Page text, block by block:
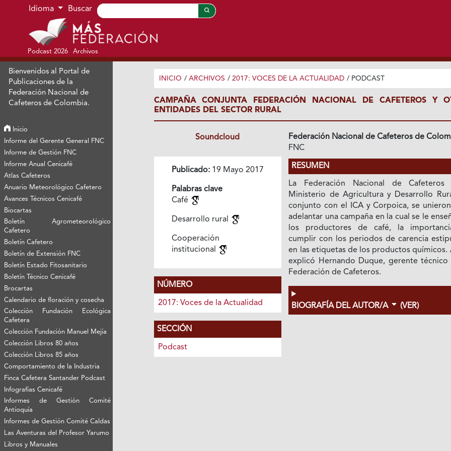
Ir al menú de navegación principal
Ir al contenido principal
Ir al pie de página del sitio
Idioma Buscar
Podcast 2026 Archivos
Bienvenidos al Portal de
Publicaciones de la
Federación Nacional de
Cafeteros de Colombia.
Inicio
Informe del Gerente General FNC
Informe de Gestión FNC
Informe Anual Cenicafé
Atlas Cafeteros
Anuario Meteorológico Cafetero
Avances Técnicos Cenicafé
Biocartas
Boletín Agrometeorológico
Cafetero
Boletín Cafetero
Boletín de Extensión FNC
Boletín Estado Fitosanitario
Boletín Técnico Cenicafé
Brocartas
Calendario de floración y cosecha
Colección Fundación Ecológica
Cafetera
Colección Fundación Manuel Mejía
Colección Libros 80 años
Colección Libros 85 años
Comportamiento de la Industria
Finca Cafetera Santander Podcast
Infografías Cenicafé
Informes de Gestión Comité
Antioquía
Informes de Gestión Comité Caldas
Las Aventuras del Profesor Yarumo
Libros y Manuales
INICIO / ARCHIVOS / 2017: VOCES DE LA ACTUALIDAD / PODCAST
CAMPAÑA CONJUNTA FEDERACIÓN NACIONAL DE CAFETEROS Y
ENTIDADES DEL SECTOR RURAL
Soundcloud
Publicado:19 Mayo 2017
Palabras clave
Café
Desarrollo rural
Cooperación
institucional
NÚMERO
2017: Voces de la Actualidad
SECCIÓN
Podcast
Federación Nacional de Cafeteros de
FNC
RESUMEN
La Federación Nacional de
Ministerio de Agricultura y Desarrollo
conjunto con el ICA y Corpoica, se
adelantar una campaña en la cual se le
los productores de café, la
cumplir con los periodos de carencia
en las etiquetas de los productos químicos.
explicó Hernando Duque, gerente técnico
Federación de Cafeteros.
BIOGRAFÍA DEL AUTOR/A (VER)